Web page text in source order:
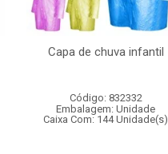
Capa de chuva infantil
Código: 832332
Embalagem: Unidade
Caixa Com: 144 Unidade(s)